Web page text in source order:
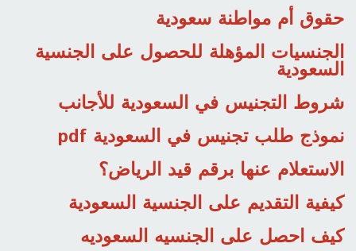
حقوق أم مواطنة سعودية
الجنسيات المؤهلة للحصول على الجنسية
السعودية
شروط التجنيس في السعودية للأجانب
نموذج طلب تجنيس في السعودية pdf
الاستعلام عنها برقم قيد الرياض؟
كيفية التقديم على الجنسية السعودية
كيف احصل على الجنسيه السعوديه